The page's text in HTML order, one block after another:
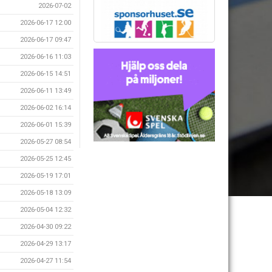
2026-07-02
2026-06-17 12:00
2026-06-17 09:47
2026-06-16 11:03
2026-06-15 14:51
2026-06-11 13:49
2026-06-02 16:14
2026-06-01 15:39
2026-05-27 08:54
2026-05-25 12:45
2026-05-19 17:01
2026-05-18 13:09
2026-05-04 12:32
2026-04-30 09:22
2026-04-29 13:17
2026-04-27 11:54